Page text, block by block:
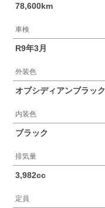
78,600km
車検
R9年3月
外装色
オブシディアンブラック
内装色
ブラック
排気量
3,982cc
定員